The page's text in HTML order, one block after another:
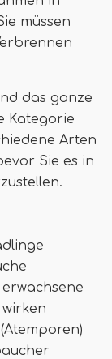
müssen
das ganze
Kategorie
Arten
Sie es in